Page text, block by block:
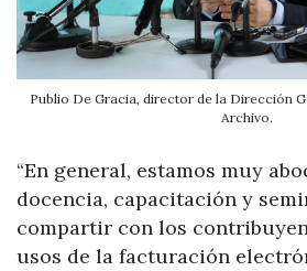
Publio De Gracia, director de la Dirección
Archivo.
“En general, estamos muy
docencia, capacitación y
compartir con los
usos de la facturación